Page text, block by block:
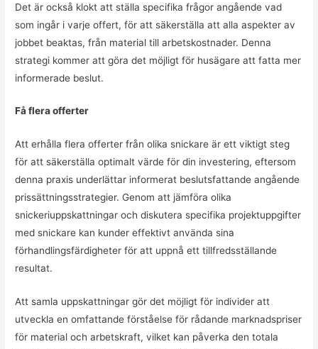
Det är också klokt att ställa specifika frågor angående vad
som ingår i varje offert, för att säkerställa att alla aspekter av
jobbet beaktas, från material till arbetskostnader. Denna
strategi kommer att göra det möjligt för husägare att fatta mer
informerade beslut.
Få flera offerter
Att erhålla flera offerter från olika snickare är ett viktigt steg
för att säkerställa optimalt värde för din investering, eftersom
denna praxis underlättar informerat beslutsfattande angående
prissättningsstrategier. Genom att jämföra olika
snickeriuppskattningar och diskutera specifika projektuppgifter
med snickare kan kunder effektivt använda sina
förhandlingsfärdigheter för att uppnå ett tillfredsställande
resultat.
Att samla uppskattningar gör det möjligt för individer att
utveckla en omfattande förståelse för rådande marknadspriser
för material och arbetskraft, vilket kan påverka den totala